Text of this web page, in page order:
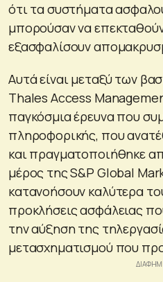
ότι τα συστήματα
μπορούσαν να
εξασφαλίσουν
Αυτά είναι μεταξύ των
Thales Access
παγκόσμια έρευνα που
πληροφορικής, που
και πραγματοποιήθηκε
μέρος της S&P Global
κατανοήσουν καλύτερα
προκλήσεις ασφάλειας
την αύξηση της
μετασχηματισμού που